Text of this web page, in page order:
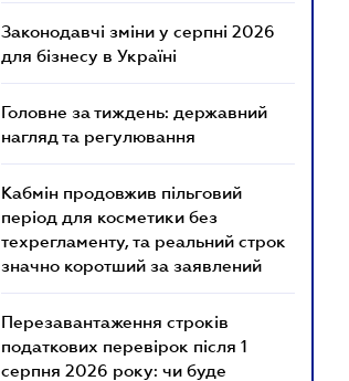
Законодавчі зміни у серпні 2026
для бізнесу в Україні
Головне за тиждень: державний
нагляд та регулювання
Кабмін продовжив пільговий
період для косметики без
техрегламенту, та реальний строк
значно коротший за заявлений
Перезавантаження строків
податкових перевірок після 1
серпня 2026 року: чи буде